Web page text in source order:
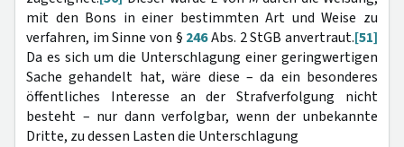
mit den Bons in einer bestimmten Art und Weise zu
verfahren, im Sinne von § 246Abs. 2 StGB anvertraut.[51]
Da es sich um die Unterschlagung einer geringwertigen
Sache gehandelt hat, wäre diese – da ein besonderes
öffentliches Interesse an der Strafverfolgung nicht
besteht – nur dann verfolgbar, wenn der unbekannte
Dritte, zu dessen Lasten die Unterschlagung